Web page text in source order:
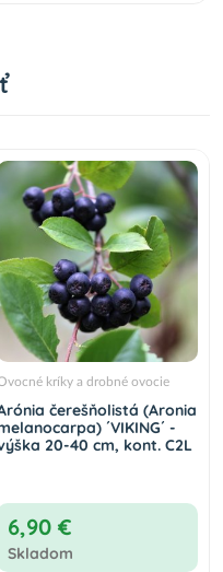
kríky a drobné ovocie
čerešňolistá (Aronia
´VIKING´ -
20-40 cm, kont. C2L
6,90 €
Skladom